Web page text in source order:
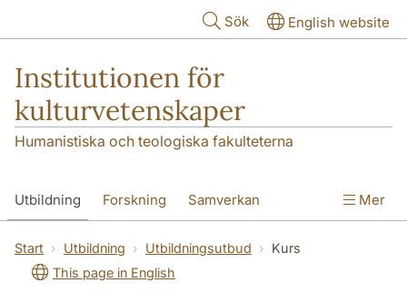
Sök English website
Institutionen för
kulturvetenskaper
Humanistiska och teologiska fakulteterna
Utbildning Forskning Samverkan
Om institutionen Kontakt
Mer
Start Utbildning Utbildningsutbud
Kurs
This page in English